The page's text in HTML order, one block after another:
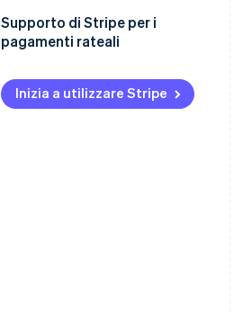
Cosa succede se un utente di
carta di credito effettua un
l’importo fatturato?
Come viene gestito il limite di
Supporto di Stripe per i
pagamenti rateali
Inizia a utilizzare Stripe